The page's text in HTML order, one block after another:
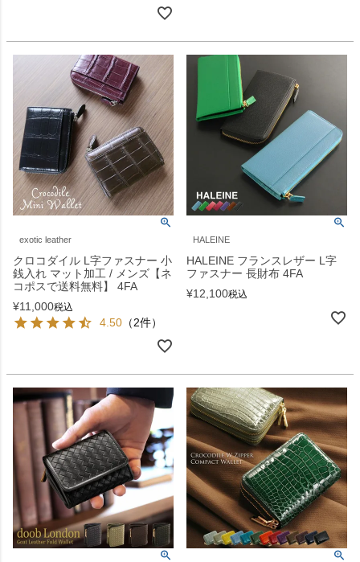
exotic leather
クロコダイル L字ファスナー 小
銭入れ マット加工 / メンズ【ネ
コポスで送料無料】 4FA
¥11,000税込
4.50 （2件）
HALEINE
HALEINE フランスレザー L字
ファスナー 長財布 4FA
¥12,100税込